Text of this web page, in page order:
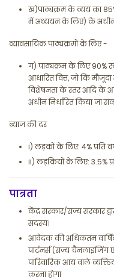
ख)पाठ्यक्रम के व्यय का
में अध्ययन के लिए) के अधीन,
व्यावसायिक पाठ्यक्रमों के लिए -
ग) पाठ्यक्रम के लिए 90%
आधारित वित्त, जो कि मौजूदा
विशेषज्ञता के स्तर आदि के
अधीन निर्धारित किया जा
ब्याज की दर
i) लड़कों के लिए: 4% प्रति
ii) लड़कियों के लिए: 3.5%
पात्रता
केंद्र सरकार/राज्य सरकार
सदस्य।
आवेदक की अधिकतम वार्षिक
पार्टनर्स (राज्य
पारिवारिक आय वाले
करना होगा